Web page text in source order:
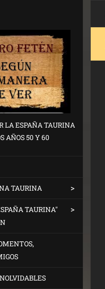
LA ESPAÑA TAURINA
AÑOS 50 Y 60
TAURINA
TAURINA"